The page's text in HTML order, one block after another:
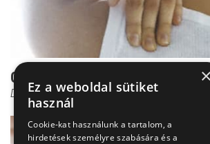
Gerincjavítás otthon: ez
Dr. Zolnay Péter
×
Ez a weboldal sütiket
használ
Cookie-kat használunk a tartalom, a
hirdetések személyre szabására és a